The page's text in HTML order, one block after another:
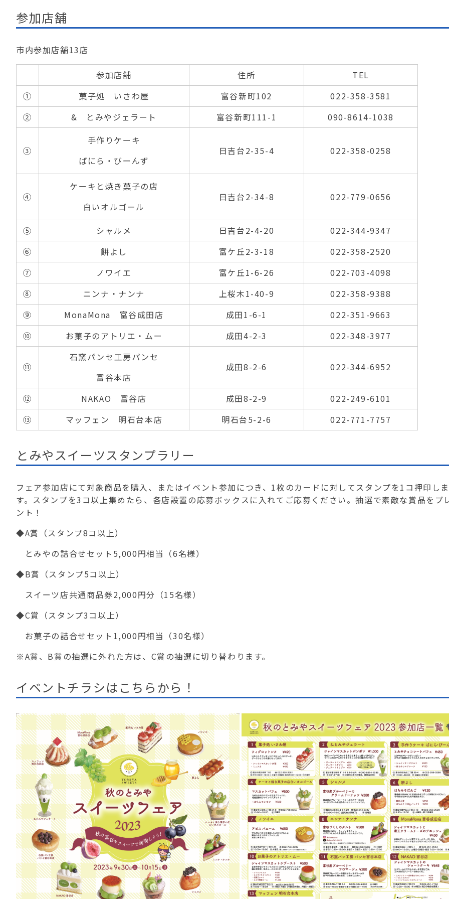
参加店舗
市内参加店舗13店
参加店舗 住所
TEL
①
菓子処 いさわ屋 富谷新町102
022-358-3581
②
& とみやジェラート 富谷新町111-1 090-8614-1038
③
手作りケーキ
ばにら・びーんず
日吉台2-35-4 022-358-0258
④
ケーキと焼き菓子の店
白いオルゴール
日吉台2-34-8 022-779-0656
⑤ シャルメ 日吉台2-4-20
022-344-9347
⑥
餅よし 富ケ丘2-3-18
022-358-2520
⑦
ノワイエ 富ケ丘1-6-26
022-703-4098
⑧
ニンナ・ナンナ 上桜木1-40-9
022-358-9388
⑨
MonaMona 富谷成田店 成田1-6-1
022-351-9663
⑩
お菓子のアトリエ・ムー 成田4-2-3 022-348-3977
⑪
石窯パンセ工房パンセ
富谷本店
成田8-2-6 022-344-6952
⑫ NAKAO 富谷店 成田8-2-9
022-249-6101
⑬
マッフェン 明石台本店 明石台5-2-6 022-771-7757
とみやスイーツスタンプラリー
フェア参加店にて 対象商品を購入、またはイベント参加につき、1枚のカードに対してスタンプを1コ押印し
す。スタンプを3コ以上集めたら、各店設置の応募ボックスに入れてご応募ください。抽選で素敵な賞品をプ
ント！
◆A賞（スタンプ8コ以上）
とみやの詰合せセット5,000円相当（6名様）
◆B賞（スタンプ5コ以上）
スイーツ店共通商品券2,000円分（15名様）
◆C賞（スタンプ3コ以上）
お菓子の詰合せセット1,000円相当（30名様）
※A賞、B賞の抽選に外れた方は、C賞の抽選に切り替わります。
イベントチラシはこちらから！